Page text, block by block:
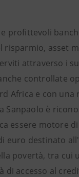
profittevoli
asset
attraverso i
controllate
Africa e con
Sanpaolo è
essere motore
euro destinato
povertà, tra cui
accesso al